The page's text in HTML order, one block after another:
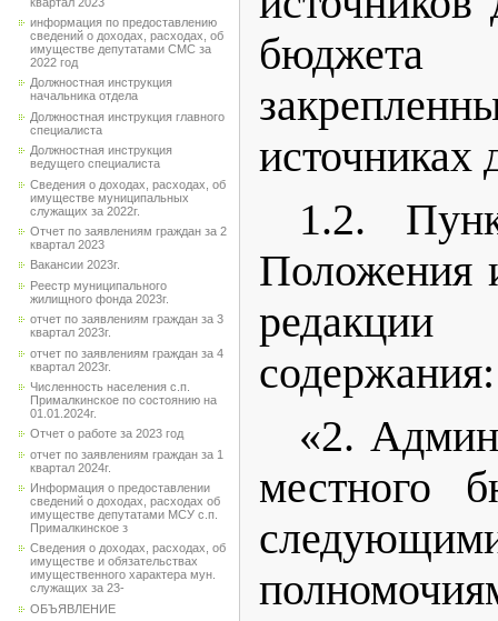
информация по предоставлению
сведений о доходах, расходах, об
имуществе депутатами СМС за
2022 год
Должностная инструкция
начальника отдела
Должностная инструкция главного
специалиста
Должностная инструкция
ведущего специалиста
Сведения о доходах, расходах, об
имуществе муниципальных
служащих за 2022г.
Отчет по заявлениям граждан за 2
квартал 2023
Вакансии 2023г.
Реестр муниципального
жилищного фонда 2023г.
отчет по заявлениям граждан за 3
квартал 2023г.
отчет по заявлениям граждан за 4
квартал 2023г.
Численность населения с.п.
Прималкинское по состоянию на
01.01.2024г.
Отчет о работе за 2023 год
отчет по заявлениям граждан за 1
квартал 2024г.
Информация о предоставлении
сведений о доходах, расходах об
имуществе депутатами МСУ с.п.
Прималкинское з
Сведения о доходах, расходах, об
имуществе и обязательствах
имущественного характера мун.
служащих за 23-
ОБЪЯВЛЕНИЕ
источниках
1.2.
Положения
содержания:
«2.
местного